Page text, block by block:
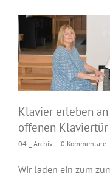
Klavier erleben
der Mainspitze –
der offenen
Klaviertür
Klavier erleben
offenen Klaviertür
04 _ Archiv | 0 Kommentare
Wir laden ein zum